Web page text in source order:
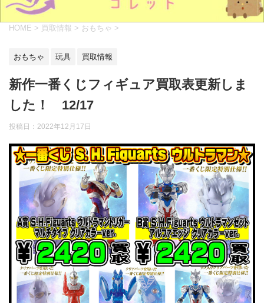
HOME > 買取情報 > おもちゃ >
おもちゃ 玩具 買取情報
新作一番くじフィギュア買取表更新しま
した！ 12/17
投稿日： 2022年12月17日